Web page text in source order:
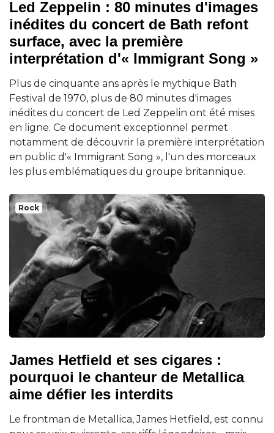
Led Zeppelin : 80 minutes d'images
inédites du concert de Bath refont
surface, avec la première
interprétation d'« Immigrant Song »
Plus de cinquante ans après le mythique Bath
Festival de 1970, plus de 80 minutes d'images
inédites du concert de Led Zeppelin ont été mises
en ligne. Ce document exceptionnel permet
notamment de découvrir la première interprétation
en public d'« Immigrant Song », l'un des morceaux
les plus emblématiques du groupe britannique.
Rock
James Hetfield et ses cigares :
pourquoi le chanteur de Metallica
aime défier les interdits
Le frontman de Metallica, James Hetfield, est connu